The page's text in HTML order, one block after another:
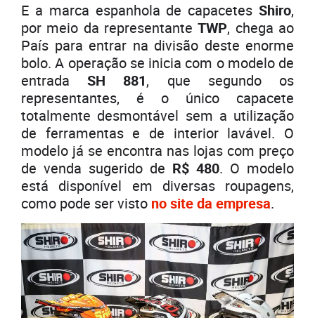
E a marca espanhola de capacetes Shiro,
por meio da representanteTWP, chega ao
País para entrar na divisão deste enorme
bolo. A operação se inicia com o modelo de
entradaSH 881, que segundo os
representantes, é o único capacete
totalmente desmontável sem a utilização
de ferramentas e de interior lavável. O
modelo já se encontra nas lojas com preço
de venda sugerido de R$ 480. O modelo
está disponível em diversas roupagens,
como pode ser visto no site da empresa.